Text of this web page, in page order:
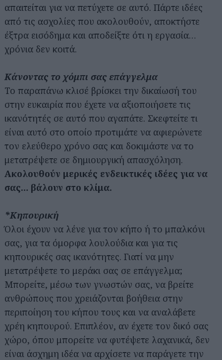
απαιτείται για να πετύχετε σε αυτό. Πάρτε ιδέες
από τις ασχολίες που ακολουθούν, αποκτήστε
έξτρα εισόδημα και αποδείξτε ότι η εργασία…
χρόνια δεν κοιτά.
Κάνοντας το χόμπι σας επάγγελμα
Το παραπάνω κλισέ βρίσκει την δικαίωσή του
στην ευκαιρία που έχετε να αξιοποιήσετε τις
ικανότητές σε αυτό που αγαπάτε. Σκεφτείτε τι
είναι αυτό στο οποίο προτιμάτε να αφιερώνετε
τον ελεύθερο χρόνο σας και δοκιμάστε να το
μετατρέψετε σε δημιουργική απασχόληση.
Ακολουθούν μερικές ενδεικτικές ιδέες για να
σας… βάλουν στο κλίμα.
*Κηπουρική
Όλοι έχουν να λένε για τον κήπο ή το μπαλκόνι
σας, για τα όμορφα λουλούδια και για τις
κηπουρικές σας ικανότητες. Γιατί να μην
μετατρέψετε το μεράκι σας σε επάγγελμα;
Μπορείτε, μέσω των γνωστών σας, να βρείτε
ανθρώπους που χρειάζονται βοήθεια στην
περιποίηση του κήπου τους και να αναλάβετε
χρέη κηπουρού. Επιπλέον, αν έχετε τον δικό σας
χώρο, όπου μπορείτε να φυτέψετε λαχανικά, δεν
είναι άσχημη ιδέα να αρχίσετε να παράγετε την